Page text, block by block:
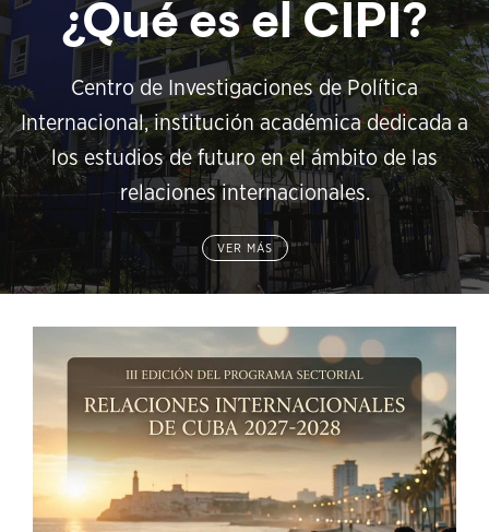
¿Qué es el CIPI?
Centro de Investigaciones de Política
Internacional, institución académica dedicada a
los estudios de futuro en el ámbito de las
relaciones internacionales.
VER MÁS